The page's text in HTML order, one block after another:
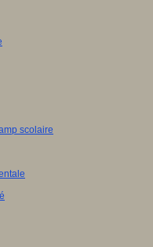
scolaire